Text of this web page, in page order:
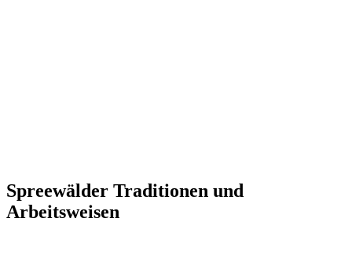
Spreewälder Traditionen und
Arbeitsweisen